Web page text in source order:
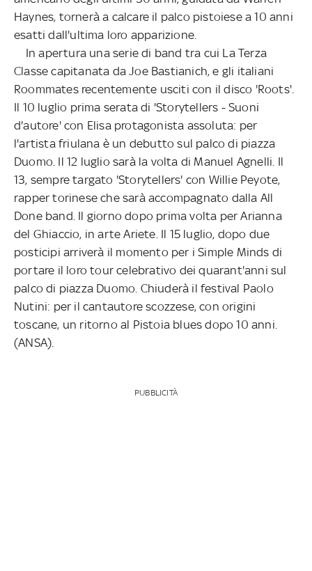
Haynes, tornerà a calcare il palco pistoiese a 10 anni
esatti dall'ultima loro apparizione.
In apertura una serie di band tra cui La Terza
Classe capitanata da Joe Bastianich, e gli italiani
Roommates recentemente usciti con il disco 'Roots'.
Il 10 luglio prima serata di 'Storytellers - Suoni
d'autore' con Elisa protagonista assoluta: per
l'artista friulana è un debutto sul palco di piazza
Duomo. Il 12 luglio sarà la volta di Manuel Agnelli. Il
13, sempre targato 'Storytellers' con Willie Peyote,
rapper torinese che sarà accompagnato dalla All
Done band. Il giorno dopo prima volta per Arianna
del Ghiaccio, in arte Ariete. Il 15 luglio, dopo due
posticipi arriverà il momento per i Simple Minds di
portare il loro tour celebrativo dei quarant'anni sul
palco di piazza Duomo. Chiuderà il festival Paolo
Nutini: per il cantautore scozzese, con origini
toscane, un ritorno al Pistoia blues dopo 10 anni.
(ANSA).
PUBBLICITÀ